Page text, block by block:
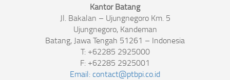
Kantor Batang
Jl. Bakalan – Ujungnegoro Km. 5
Ujungnegoro, Kandeman
Batang, Jawa Tengah 51261 – Indonesia
T: +62285 2925000
F: +62285 2925001
Email: contact@ptbpi.co.id